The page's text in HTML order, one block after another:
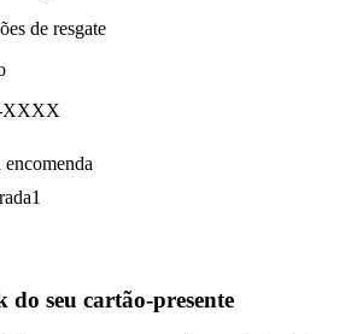
de resgate
1
do seu cartão-presente